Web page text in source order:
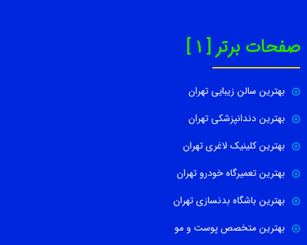
صفحات برتر [ 1 ]
بهترین سالن زیبایی تهران
بهترین دندانپزشکی تهران
بهترین کلینیک لاغری تهران
بهترین تعمیرگاه خودرو تهران
بهترین باشگاه بدنسازی تهران
بهترین متخصص پوست و مو